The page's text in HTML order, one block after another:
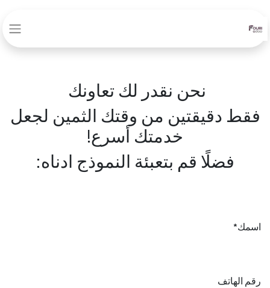
نحن نقدر لك تعاونك
فقط دقيقتين من وقتك الثمين لجعل
خدمتك أسرع!
فضلًا قم بتعبئة النموذج ادناه:
اسمك*
رقم الهاتف